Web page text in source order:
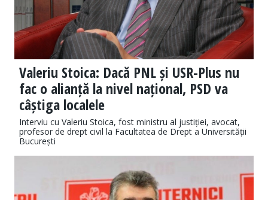
Valeriu Stoica: Dacă PNL și USR-Plus nu
fac o alianță la nivel național, PSD va
câștiga localele
Interviu cu Valeriu Stoica, fost ministru al justiției, avocat,
profesor de drept civil la Facultatea de Drept a Universității
București